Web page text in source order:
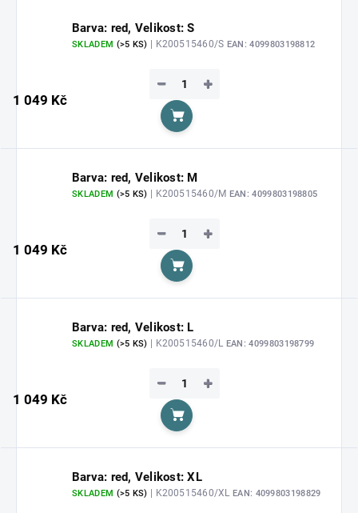
Barva: red, Velikost: S
SKLADEM (>5 KS) | K200515460/S EAN: 4099803198812
1 049 Kč
+
−
Do košíku
Barva: red, Velikost: M
SKLADEM (>5 KS) | K200515460/M EAN: 4099803198805
1 049 Kč
+
−
Do košíku
Barva: red, Velikost: L
SKLADEM (>5 KS) | K200515460/L EAN: 4099803198799
1 049 Kč
+
−
Do košíku
Barva: red, Velikost: XL
SKLADEM (>5 KS) | K200515460/XL EAN: 4099803198829